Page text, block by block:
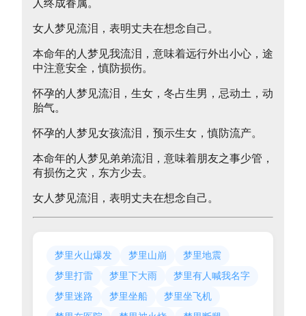
人终成眷属。
女人梦见流泪，表明丈夫在想念自己。
本命年的人梦见我流泪，意味着远行外出小心，途
中注意安全，慎防损伤。
怀孕的人梦见流泪，生女，冬占生男，忌动土，动
胎气。
怀孕的人梦见女孩流泪，预示生女，慎防流产。
本命年的人梦见弟弟流泪，意味着朋友之事少管，
有损伤之灾，东方少去。
女人梦见流泪，表明丈夫在想念自己。
梦里火山爆发 梦里山崩
梦里地震
梦里打雷
梦里下大雨
梦里有人喊我名字
梦里迷路
梦里坐船
梦里坐飞机